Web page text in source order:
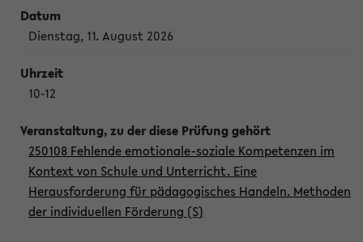
Dienstag, 11. August 2026
10-12
250108 Fehlende emotionale-soziale Kompetenzen im
Kontext von Schule und Unterricht. Eine
Herausforderung für pädagogisches Handeln. Methoden
der individuellen Förderung (S)